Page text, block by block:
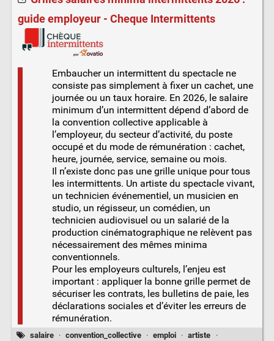
guide employeur - Cheque Intermittents
Embaucher un intermittent du spectacle ne
consiste pas simplement à fixer un cachet, une
journée ou un taux horaire. En 2026, le salaire
minimum d’un intermittent dépend d’abord de
la convention collective applicable à
l’employeur, du secteur d’activité, du poste
occupé et du mode de rémunération : cachet,
heure, journée, service, semaine ou mois.
Il n’existe donc pas une grille unique pour tous
les intermittents. Un artiste du spectacle vivant,
un technicien événementiel, un musicien en
studio, un régisseur, un comédien, un
technicien audiovisuel ou un salarié de la
production cinématographique ne relèvent pas
nécessairement des mêmes minima
conventionnels.
Pour les employeurs culturels, l’enjeu est
important : appliquer la bonne grille permet de
sécuriser les contrats, les bulletins de paie, les
déclarations sociales et d’éviter les erreurs de
rémunération.
salaire · convention_collective · emploi · artiste
·